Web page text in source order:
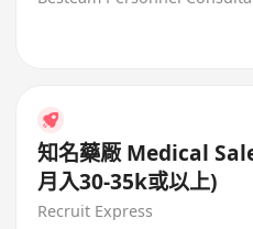
知名藥厰 Medical
月入30-35k或以上)
Recruit Express